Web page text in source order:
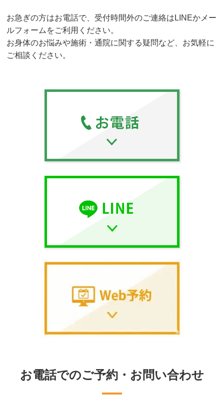
お急ぎの方はお電話で、受付時間外のご連絡はLINEかメー
ルフォームをご利用ください。
お身体のお悩みや施術・通院に関する疑問など、お気軽に
ご相談ください。
お電話でのご予約・お問い合わせ